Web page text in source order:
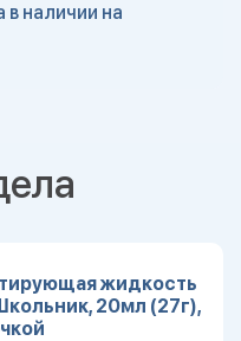
в наличии на
жидкость
20мл (27г),